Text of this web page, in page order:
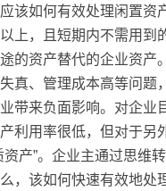
该如何有效处理闲置资
上，且短期内不需用到
的资产替代的企业资产
真、管理成本高等问题
带来负面影响。对企业
利用率很低，但对于另
资产”。企业主通过思维
，该如何快速有效地处